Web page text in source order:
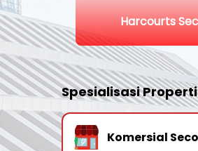
Harcourts
Spesialisasi Properti
Komersial